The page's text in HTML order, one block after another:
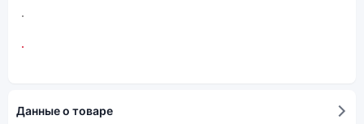
Данные о товаре